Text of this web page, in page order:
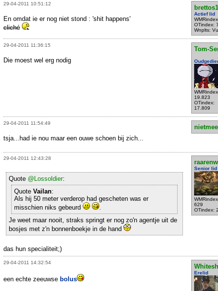
29-04-2011 10:51:12
Actief lid
OTindex:
Wnplts:
En omdat ie er nog niet stond : 'shit happens'
cliché
29-04-2011 11:36:15
Tom-
19.823
OTindex:
17.809
Die moest wel erg nodig
29-04-2011 11:54:49
tsja...had ie nou maar een ouwe schoen bij zich...
29-04-2011 12:43:28
Senior lid
629
OTindex:
Quote @Lossoldier:
Quote Vailan:
Als hij 50 meter verderop had gescheten was er
misschien niks gebeurd
.
Je weet maar nooit, straks springt er nog zo'n agentje uit de
bosjes met z'n bonnenboekje in de hand
das hun specialiteit;)
29-04-2011 14:32:54
Erelid
een echte zeeuwse bolus